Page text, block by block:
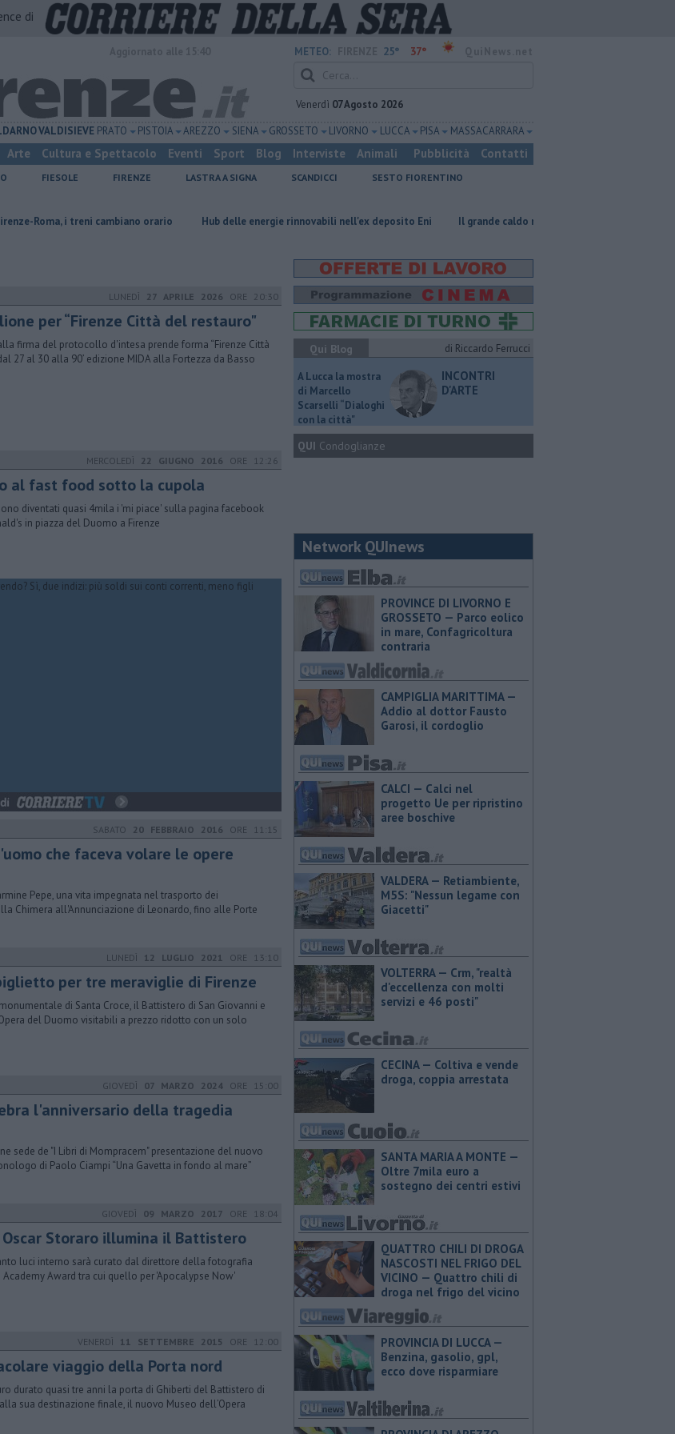
di
METEO: 25° 37°
Venerdì 07 Agosto 2026
VALDISIEVE PRATO PISTOIA AREZZO SIENA GROSSETO LIVORNO LUCCA PISA MASSA CARRARA
Arte Cultura e Spettacolo Eventi Sport Blog Interviste Animali Pubblicità Contatti
FIESOLE FIRENZE LASTRA A SIGNA SCANDICCI
SESTO FIORENTINO
cambiano orario Hub delle energie rinnovabili nell'ex deposito Eni Il grande caldo non dà tregua, fine settimana rovente
LUNEDÌ 27 APRILE 2026 ORE 20:30
per “Firenze Città del restauro"
firma del protocollo d'intesa prende forma “Firenze Città
27 al 30 alla 90’ edizione MIDA alla Fortezza da Basso
MERCOLEDÌ 22 GIUGNO 2016 ORE 12:26
al fast food sotto la cupola
diventati quasi 4mila i 'mi piace' sulla pagina facebook
in piazza del Duomo a Firenze
SABATO 20 FEBBRAIO 2016 ORE 11:15
che faceva volare le opere
Pepe, una vita impegnata nel trasporto dei
Chimera all'Annunciazione di Leonardo, fino alle Porte
LUNEDÌ 12 LUGLIO 2021 ORE 13:10
per tre meraviglie di Firenze
di Santa Croce, il Battistero di San Giovanni e
del Duomo visitabili a prezzo ridotto con un solo
GIOVEDÌ 07 MARZO 2024 ORE 15:00
l'anniversario della tragedia
sede de "I Libri di Mompracem" presentazione del nuovo
di Paolo Ciampi “Una Gavetta in fondo al mare”
GIOVEDÌ 09 MARZO 2017 ORE 18:04
Storaro illumina il Battistero
luci interno sarà curato dal direttore della fotografia
Award tra cui quello per 'Apocalypse Now'
VENERDÌ 11 SETTEMBRE 2015 ORE 12:00
viaggio della Porta nord
durato quasi tre anni la porta di Ghiberti del Battistero di
sua destinazione finale, il nuovo Museo dell’Opera
Qui Blog di Riccardo Ferrucci
A Lucca la mostra
di Marcello
Scarselli “Dialoghi
con la città"
INCONTRI
D'ARTE
QUI Condoglianze
Network QUInews
PROVINCE DI LIVORNO E
GROSSETO — Parco eolico
in mare, Confagricoltura
contraria
CAMPIGLIA MARITTIMA —
Addio al dottor Fausto
Garosi, il cordoglio
CALCI — Calci nel
progetto Ue per ripristino
aree boschive
VALDERA — Retiambiente,
M5S: "Nessun legame con
Giacetti"
VOLTERRA — Crm, "realtà
d'eccellenza con molti
servizi e 46 posti"
CECINA — Coltiva e vende
droga, coppia arrestata
SANTA MARIA A MONTE —
Oltre 7mila euro a
sostegno dei centri estivi
QUATTRO CHILI DI DROGA
NASCOSTI NEL FRIGO DEL
VICINO — Quattro chili di
droga nel frigo del vicino
PROVINCIA DI LUCCA — ​
Benzina, gasolio, gpl,
ecco dove risparmiare